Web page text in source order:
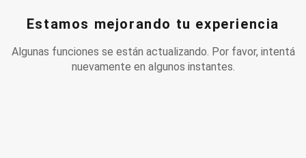
Estamos mejorando tu experiencia
Algunas funciones se están actualizando. Por favor, intentá
nuevamente en algunos instantes.